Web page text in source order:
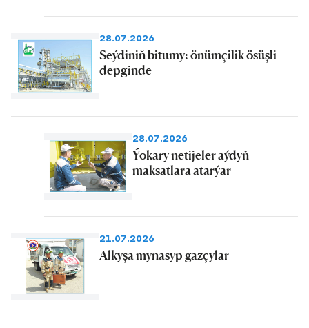
28.07.2026
Seýdiniň bitumy: önümçilik ösüşli
depginde
28.07.2026
Ýokary netijeler aýdyň
maksatlara atarýar
21.07.2026
Alkyşa mynasyp gazçylar